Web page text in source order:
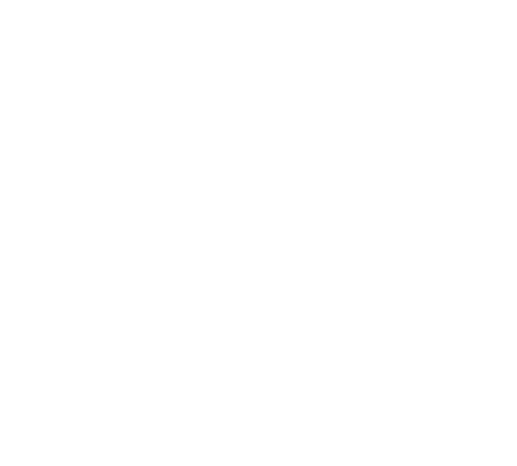
connaissez
Park et ajoutez votre pierre à l’édifice !